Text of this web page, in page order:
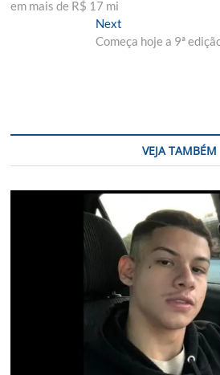
em mais de R$ 17 mi
NextNext
post:
Começa hoje a 9ª
VEJA TAMBÉM